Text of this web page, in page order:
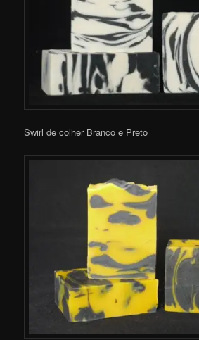
Swirl de colher Branco e Preto